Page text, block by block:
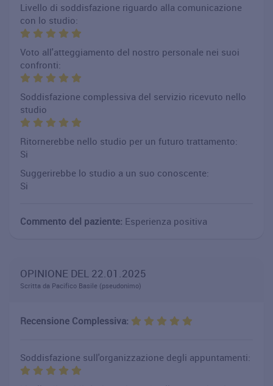
Livello di soddisfazione riguardo alla comunicazione
con lo studio:
Voto all'atteggiamento del nostro personale nei suoi
confronti:
Soddisfazione complessiva del servizio ricevuto nello
studio
Ritornerebbe nello studio per un futuro trattamento:
Si
Suggerirebbe lo studio a un suo conoscente:
Si
Commento del paziente: Esperienza positiva
OPINIONE DEL 22.01.2025
Scritta da Pacifico Basile (pseudonimo)
Recensione Complessiva:
Soddisfazione sull'organizzazione degli appuntamenti: